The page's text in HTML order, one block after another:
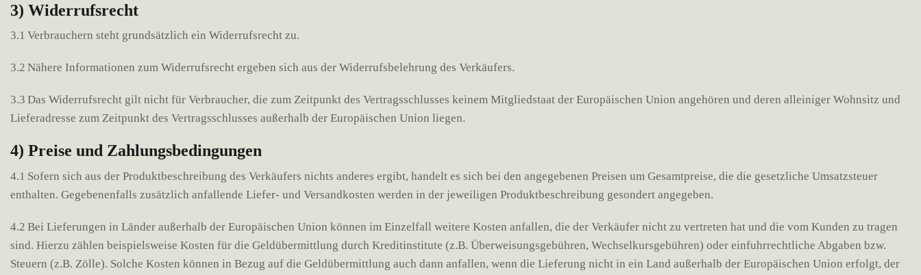
3) Widerrufsrecht
3.1 Verbrauchern steht grundsätzlich ein Widerrufsrecht zu.
3.2 Nähere Informationen zum Widerrufsrecht ergeben sich aus der Widerrufsbelehrung des Verkäufers.
3.3 Das Widerrufsrecht gilt nicht für Verbraucher, die zum Zeitpunkt des Vertragsschlusses keinem Mitgliedstaat der Europäischen Union angehören und deren alleiniger Wohnsitz und
Lieferadresse zum Zeitpunkt des Vertragsschlusses außerhalb der Europäischen Union liegen.
4) Preise und Zahlungsbedingungen
4.1 Sofern sich aus der Produktbeschreibung des Verkäufers nichts anderes ergibt, handelt es sich bei den angegebenen Preisen um Gesamtpreise, die die gesetzliche Umsatzsteuer
enthalten. Gegebenenfalls zusätzlich anfallende Liefer- und Versandkosten werden in der jeweiligen Produktbeschreibung gesondert angegeben.
4.2 Bei Lieferungen in Länder außerhalb der Europäischen Union können im Einzelfall weitere Kosten anfallen, die der Verkäufer nicht zu vertreten hat und die vom Kunden zu tragen
sind. Hierzu zählen beispielsweise Kosten für die Geldübermittlung durch Kreditinstitute (z.B. Überweisungsgebühren, Wechselkursgebühren) oder einfuhrrechtliche Abgaben bzw.
Steuern (z.B. Zölle). Solche Kosten können in Bezug auf die Geldübermittlung auch dann anfallen, wenn die Lieferung nicht in ein Land außerhalb der Europäischen Union erfolgt, der